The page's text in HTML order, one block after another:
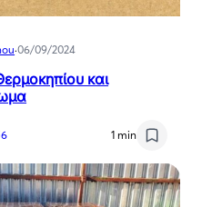
·06/09/2024
και
1 min